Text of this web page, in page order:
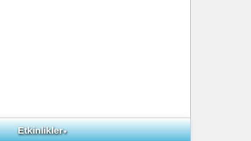
Etkinlikler▼